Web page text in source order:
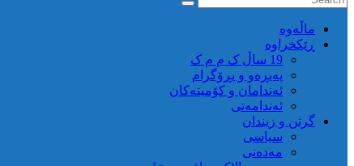
ماڵه‌وه‌
ڕێکخراوە
19 ساڵ ک م م ک
پەیڕەو و پڕۆگرام
ئەندامان و کۆمیتەکان
ئەندامەتی
گرتن و زیندان
سیاسی
مەدەنی